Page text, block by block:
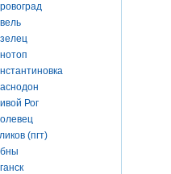
Рог
(пгт)